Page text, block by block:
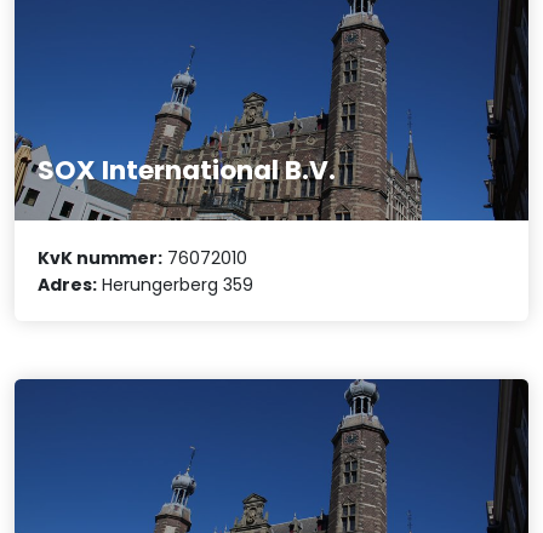
SOX International B.V.
KvK nummer: 76072010
Adres: Herungerberg 359